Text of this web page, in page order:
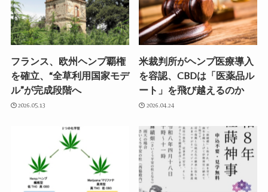
フランス、欧州ヘンプ覇権
を確立、“全草利用国家モデ
ル”が完成段階へ
2026.05.13
米裁判所がヘンプ医療導入
を容認、CBDは「医薬品ル
ート」を飛び越えるのか
2026.04.24